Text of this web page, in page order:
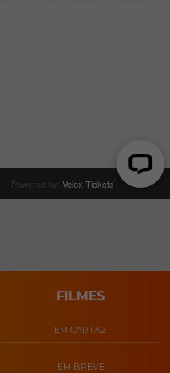
FILMES
EM CARTAZ
EM BREVE